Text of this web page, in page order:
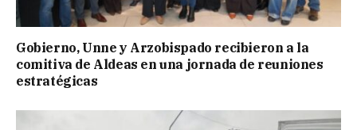
Gobierno, Unne y Arzobispado recibieron a la
comitiva de Aldeas en una jornada de reuniones
estratégicas